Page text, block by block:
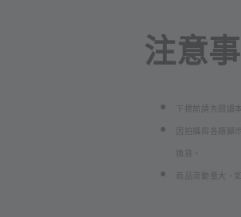
注意
下標前請先閱讀
因拍攝與各類顯
換貨。
商品流動量大